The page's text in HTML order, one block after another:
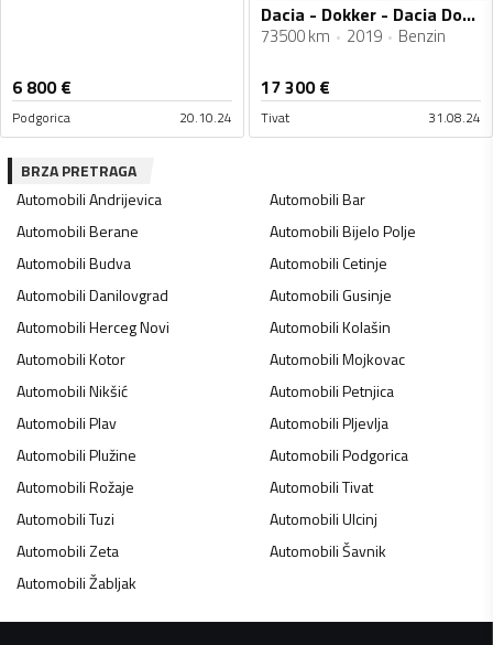
6 800€
Podgorica 20.10.24
Dacia - Dokker - Dacia Dokker FRIGO
73500 km 2019 Benzin
17 300€
Tivat 31.08.24
BRZA PRETRAGA
AutomobiliAndrijevica AutomobiliBar
AutomobiliBerane AutomobiliBijelo Polje
AutomobiliBudva AutomobiliCetinje
AutomobiliDanilovgrad AutomobiliGusinje
AutomobiliHerceg Novi AutomobiliKolašin
AutomobiliKotor AutomobiliMojkovac
AutomobiliNikšić AutomobiliPetnjica
AutomobiliPlav AutomobiliPljevlja
AutomobiliPlužine AutomobiliPodgorica
AutomobiliRožaje AutomobiliTivat
AutomobiliTuzi AutomobiliUlcinj
AutomobiliZeta AutomobiliŠavnik
AutomobiliŽabljak